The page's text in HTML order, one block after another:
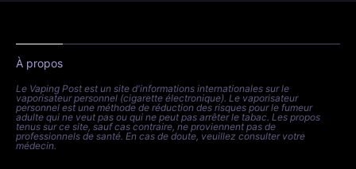
À propos
Le Vaping Post est un site d'informations internationales sur le
vaporisateur personnel (cigarette électronique). Le vaporisateur
personnel est une méthode de réduction des risques pour le fumeur
adulte qui ne veut pas ou qui ne peut pas arrêter le tabac. Les propos
tenus sur ce site, sauf cas contraire, ne proviennent pas de
professionnels de santé. En cas de doute, veuillez consulter votre
médecin.